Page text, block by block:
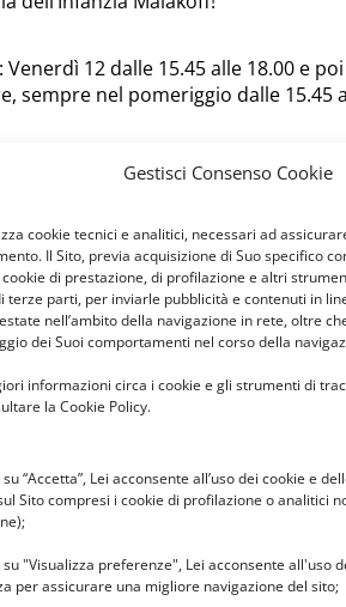
Gestisci Consenso Cookie
cookie tecnici e analitici, necessari ad
Il Sito, previa acquisizione di Suo specifico
di prestazione, di profilazione e altri
terze parti, per inviarle pubblicità e contenuti in
nell’ambito della navigazione in rete, oltre
dei Suoi comportamenti nel corso della
informazioni circa i cookie e gli strumenti di
la Cookie Policy.
“Accetta”, Lei acconsente all’uso dei cookie e
Sito compresi i cookie di profilazione o analitici
"Visualizza preferenze", Lei acconsente all'uso
per assicurare una migliore navigazione del sito;
12 dalle 15.45 alle 18.00 e
sempre nel pomeriggio dalle 15.45
della scuola stessa.
Avanti